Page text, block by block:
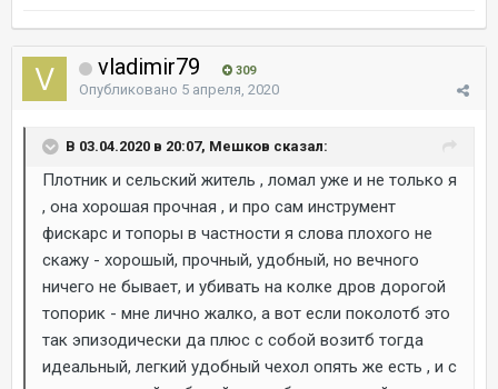
vladimir79 309
Опубликовано 5 апреля, 2020
В 03.04.2020 в 20:07, Мешков сказал:
Плотник и сельский житель , ломал уже и не только я
, она хорошая прочная , и про сам инструмент
фискарс и топоры в частности я слова плохого не
скажу - хорошый, прочный, удобный, но вечного
ничего не бывает, и убивать на колке дров дорогой
топорик - мне лично жалко, а вот если поколотб это
так эпизодически да плюс с собой возитб тогда
идеальный, легкий удобный чехол опять же есть , и с